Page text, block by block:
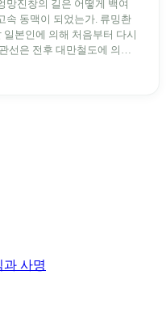
망진창의 길은 어떻게 백여
속 동맥이 되었는가. 류밍촨
본인에 의해 처음부터 다시
선은 전후 대만철도에 의해
세대의 기록을 주석으로 밀
서야 원주민 지명이 다시 철
사명